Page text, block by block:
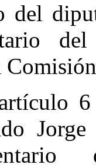
del